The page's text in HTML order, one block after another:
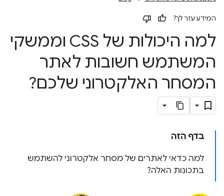
המידע עזר לך?
למה היכולות של CSS וממשקי
המשתמש חשובות לאתר
המסחר האלקטרוני שלכם?
בדף הזה
למה כדאי לאתרים של מסחר אלקטרוני להשתמש
בתכונות האלה?